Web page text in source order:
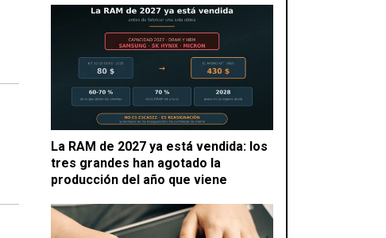
La RAM de 2027 ya está vendida: los
tres grandes han agotado la
producción del año que viene